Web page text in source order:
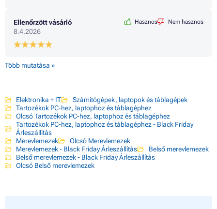
Ellenőrzött vásárló
8.4.2026
Hasznos Nem hasznos
Több mutatása »
Elektronika + IT
Számítógépek, laptopok és táblagépek
Tartozékok PC-hez, laptophoz és táblagéphez
Olcsó Tartozékok PC-hez, laptophoz és táblagéphez
Tartozékok PC-hez, laptophoz és táblagéphez - Black Friday
Árleszállítás
Merevlemezek
Olcsó Merevlemezek
Merevlemezek - Black Friday Árleszállítás
Belső merevlemezek
Belső merevlemezek - Black Friday Árleszállítás
Olcsó Belső merevlemezek